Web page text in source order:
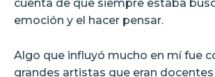
cuenta de que siempre estaba
emoción y el hacer pensar.
Algo que influyó mucho en mí fue
grandes artistas que eran docentes